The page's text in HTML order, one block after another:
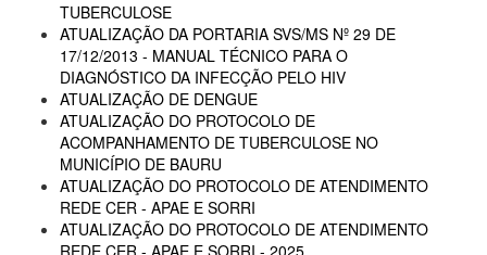
TUBERCULOSE
ATUALIZAÇÃO DA PORTARIA SVS/MS Nº 29 DE
17/12/2013 - MANUAL TÉCNICO PARA O
DIAGNÓSTICO DA INFECÇÃO PELO HIV
ATUALIZAÇÃO DE DENGUE
ATUALIZAÇÃO DO PROTOCOLO DE
ACOMPANHAMENTO DE TUBERCULOSE NO
MUNICÍPIO DE BAURU
ATUALIZAÇÃO DO PROTOCOLO DE ATENDIMENTO
REDE CER - APAE E SORRI
ATUALIZAÇÃO DO PROTOCOLO DE ATENDIMENTO
REDE CER - APAE E SORRI - 2025